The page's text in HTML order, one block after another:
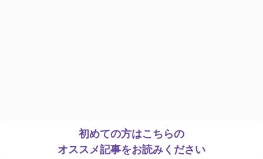
初めての方はこちらの
オススメ記事をお読みください